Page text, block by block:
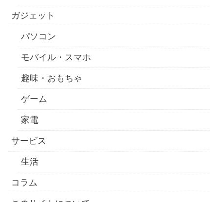
ガジェット
パソコン
モバイル・スマホ
趣味・おもちゃ
ゲーム
家電
サービス
生活
コラム